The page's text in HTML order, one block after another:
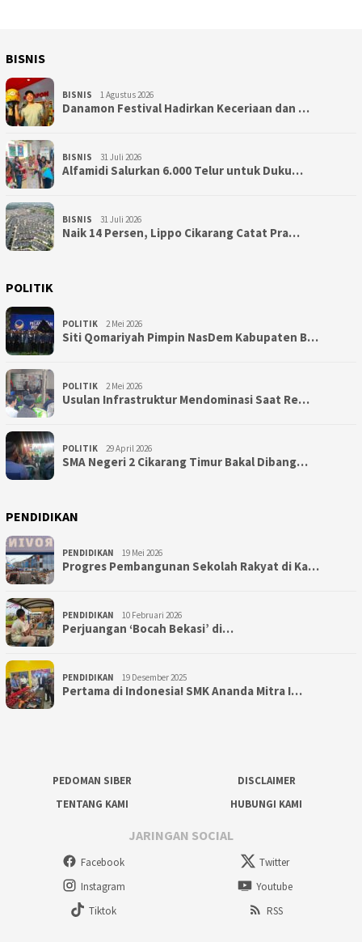
BISNIS
BISNIS 1 Agustus 2026
Danamon Festival Hadirkan Keceriaan dan …
BISNIS 31 Juli 2026
Alfamidi Salurkan 6.000 Telur untuk Duku…
BISNIS 31 Juli 2026
Naik 14 Persen, Lippo Cikarang Catat Pra…
POLITIK
POLITIK 2 Mei 2026
Siti Qomariyah Pimpin NasDem Kabupaten B…
POLITIK 2 Mei 2026
Usulan Infrastruktur Mendominasi Saat Re…
POLITIK 29 April 2026
SMA Negeri 2 Cikarang Timur Bakal Dibang…
PENDIDIKAN
PENDIDIKAN 19 Mei 2026
Progres Pembangunan Sekolah Rakyat di Ka…
PENDIDIKAN 10 Februari 2026
Perjuangan ‘Bocah Bekasi’ di…
PENDIDIKAN 19 Desember 2025
Pertama di Indonesia! SMK Ananda Mitra I…
PEDOMAN SIBER
DISCLAIMER
TENTANG KAMI
HUBUNGI KAMI
JARINGAN SOCIAL
Facebook
Twitter
Instagram
Youtube
Tiktok
RSS